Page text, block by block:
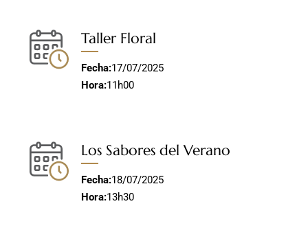
Taller Floral
Fecha:17/07/2025
Hora:11h00
Los Sabores del Verano
Fecha:18/07/2025
Hora:13h30